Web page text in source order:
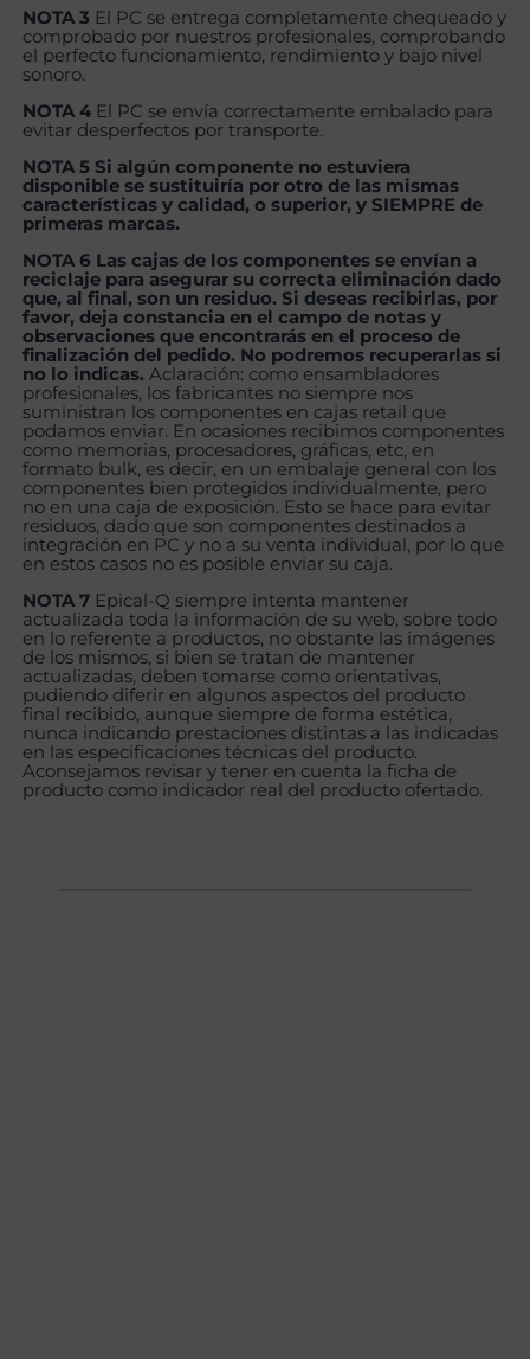
NOTA 3 El PC se entrega completamente chequeado y
comprobado por nuestros profesionales, comprobando
el perfecto funcionamiento, rendimiento y bajo nivel
sonoro.
NOTA 4 El PC se envía correctamente embalado para
evitar desperfectos por transporte.
NOTA 5 Si algún componente no estuviera
disponible se sustituiría por otro de las mismas
características y calidad, o superior, y SIEMPRE de
primeras marcas.
NOTA 6 Las cajas de los componentes se envían a
reciclaje para asegurar su correcta eliminación dado
que, al final, son un residuo. Si deseas recibirlas, por
favor, deja constancia en el campo de notas y
observaciones que encontrarás en el proceso de
finalización del pedido. No podremos recuperarlas si
no lo indicas. Aclaración: como ensambladores
profesionales, los fabricantes no siempre nos
suministran los componentes en cajas retail que
podamos enviar. En ocasiones recibimos componentes
como memorias, procesadores, gráficas, etc, en
formato bulk, es decir, en un embalaje general con los
componentes bien protegidos individualmente, pero
no en una caja de exposición. Esto se hace para evitar
residuos, dado que son componentes destinados a
integración en PC y no a su venta individual, por lo que
en estos casos no es posible enviar su caja.
NOTA 7 Epical-Q siempre intenta mantener
actualizada toda la información de su web, sobre todo
en lo referente a productos, no obstante las imágenes
de los mismos, si bien se tratan de mantener
actualizadas, deben tomarse como orientativas,
pudiendo diferir en algunos aspectos del producto
final recibido, aunque siempre de forma estética,
nunca indicando prestaciones distintas a las indicadas
en las especificaciones técnicas del producto.
Aconsejamos revisar y tener en cuenta la ficha de
producto como indicador real del producto ofertado.